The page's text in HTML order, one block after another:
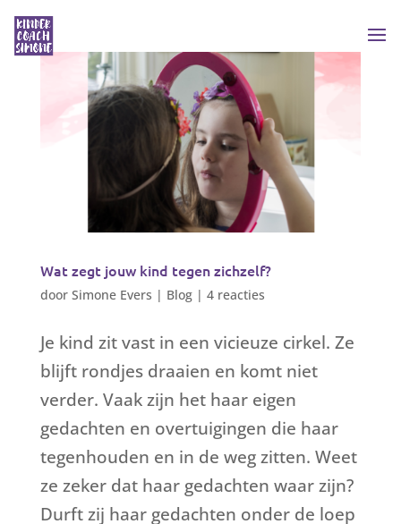
Wat zegt jouw kind tegen zichzelf?
door Simone Evers | Blog| 4 reacties
Je kind zit vast in een vicieuze cirkel. Ze
blijft rondjes draaien en komt niet
verder. Vaak zijn het haar eigen
gedachten en overtuigingen die haar
tegenhouden en in de weg zitten. Weet
ze zeker dat haar gedachten waar zijn?
Durft zij haar gedachten onder de loep